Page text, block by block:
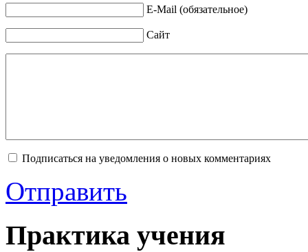
E-Mail (обязательное)
Сайт
Подписаться на уведомления о новых комментариях
Отправить
Практика учения